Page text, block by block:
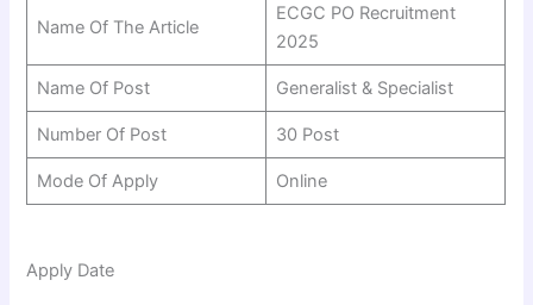
Name Of The Article
ECGC PO Recruitment
2025
Name Of Post Generalist & Specialist
Number Of Post 30 Post
Mode Of Apply Online
Apply Date